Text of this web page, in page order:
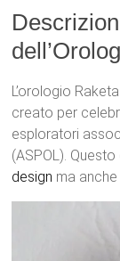
L’orologio
creato per
esploratori
(ASPOL). Questo
design ma